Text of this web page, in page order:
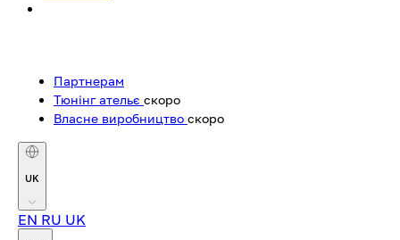
Партнерам
Тюнінг ательє скоро
Власне виробництво скоро
UK
EN RU UK